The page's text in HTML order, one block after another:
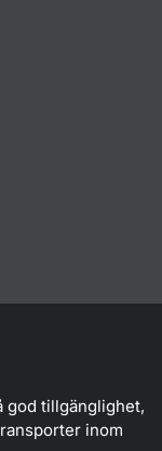
god tillgänglighet,
inom